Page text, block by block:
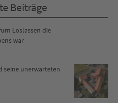
Beiträge
Loslassen die
war
seine unerwarteten